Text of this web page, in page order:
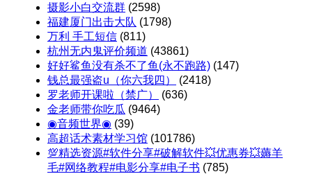
摄影小白交流群 (2598)
福建厦门出击大队 (1798)
万利 手工短信 (811)
杭州无内鬼评价频道 (43861)
好好鲨鱼没有杀不了鱼(永不跑路) (147)
钱总最强盗u（你六我四）
(2418)
罗老师开课啦（禁广）
(636)
金老师带你吃瓜 (9464)
◉音频世界◉ (39)
高超话术素材学习馆 (101786)
💯精选资源#软件分享#破解软件💥优惠券💥薅羊
毛#网络教程#电影分享#电子书 (785)